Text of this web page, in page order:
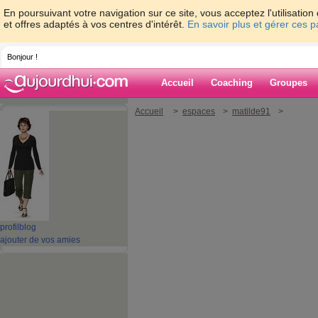
En poursuivant votre navigation sur ce site, vous acceptez
et offres adaptés à vos centres d'intérêt. En savoir plus et gérer ces
Bonjour !
Accueil Coaching Groupes
profil blog
ajouter de vos amies
Accueil > espaces > matilde91 >